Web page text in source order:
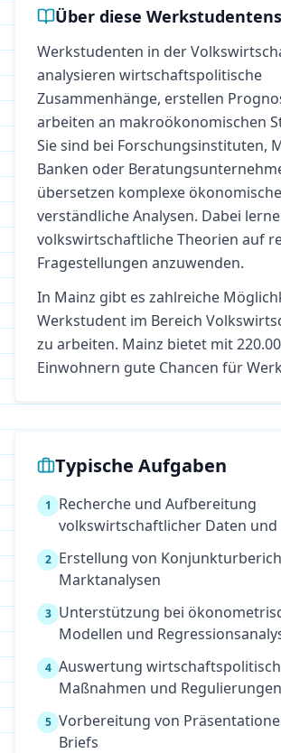
Über diese
Werkstudenten in der
analysieren wirtschaftspolitische
Zusammenhänge, erstellen
arbeiten an makroökonomischen
Sie sind bei Forschungsinstituten,
Banken oder
übersetzen komplexe
verständliche Analysen. Dabei
volkswirtschaftliche Theorien auf
Fragestellungen anzuwenden.
In Mainz gibt es zahlreiche
Werkstudent im Bereich
zu arbeiten. Mainz bietet mit
Einwohnern gute Chancen für
Typische Aufgaben
1
Recherche und Aufbereitung
volkswirtschaftlicher Daten und
2 Erstellung von
Marktanalysen
3 Unterstützung bei
Modellen und
4 Auswertung
Maßnahmen und Regulierungen
5 Vorbereitung von
Briefs